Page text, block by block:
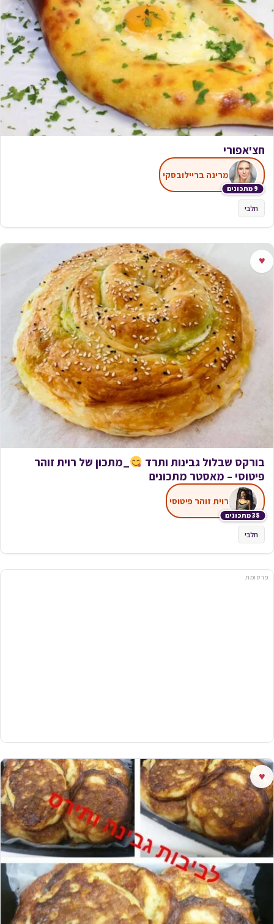
חצ'אפורי
9 מתכונים
מרינה בריילובסקי
חלבי
♥
בורקס שבלול גבינות ותרד
_מתכון של רוית זוהר
פיטוסי – מאסטר מתכונים
38 מתכונים
רוית זוהר פיטוסי
חלבי
פרסומת
♥